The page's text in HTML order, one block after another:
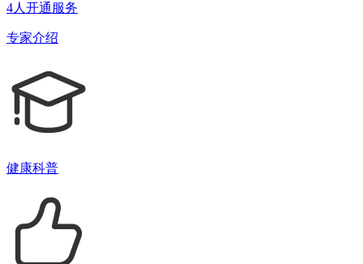
4人开通服务
专家介绍
健康科普